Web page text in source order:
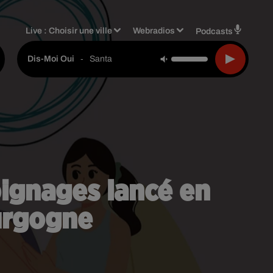
Live :Choisir une ville Webradios Podcasts
Dis-Moi Oui - Santa
lancé en